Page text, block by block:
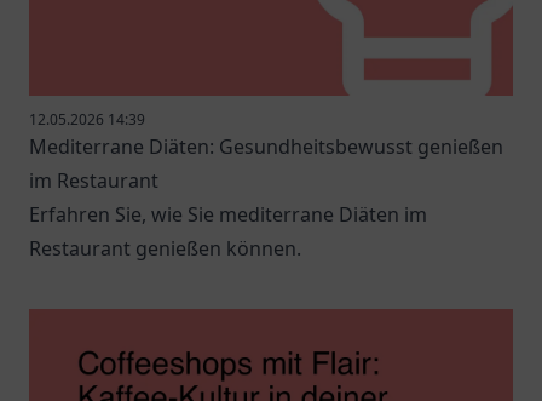
12.05.2026 14:39
Mediterrane Diäten: Gesundheitsbewusst genießen
im Restaurant
Erfahren Sie, wie Sie mediterrane Diäten im
Restaurant genießen können.